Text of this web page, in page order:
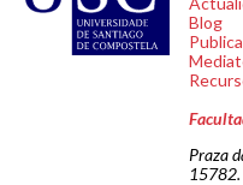
Blog
Praza
15782.